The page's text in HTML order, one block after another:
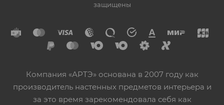
защищены
Компания «АРТЭ» основана в 2007 году как
производитель настенных предметов интерьера и
за это время зарекомендовала себя как